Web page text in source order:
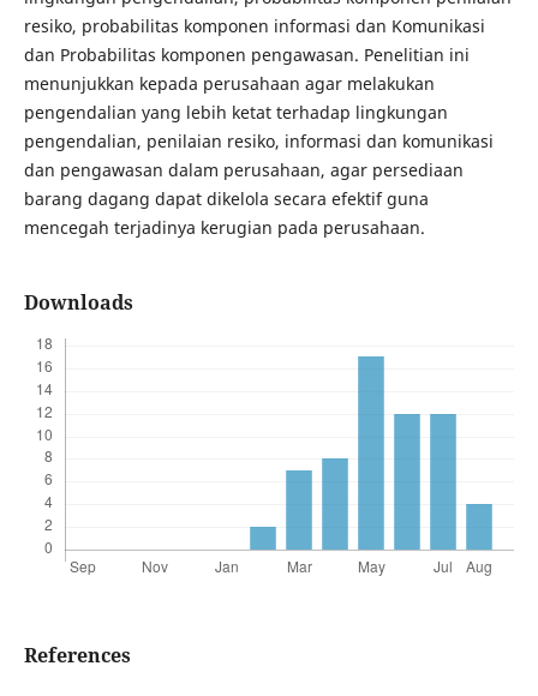
resiko, probabilitas komponen informasi dan Komunikasi
dan Probabilitas komponen pengawasan. Penelitian ini
menunjukkan kepada perusahaan agar melakukan
pengendalian yang lebih ketat terhadap lingkungan
pengendalian, penilaian resiko, informasi dan komunikasi
dan pengawasan dalam perusahaan, agar persediaan
barang dagang dapat dikelola secara efektif guna
mencegah terjadinya kerugian pada perusahaan.
Downloads
References